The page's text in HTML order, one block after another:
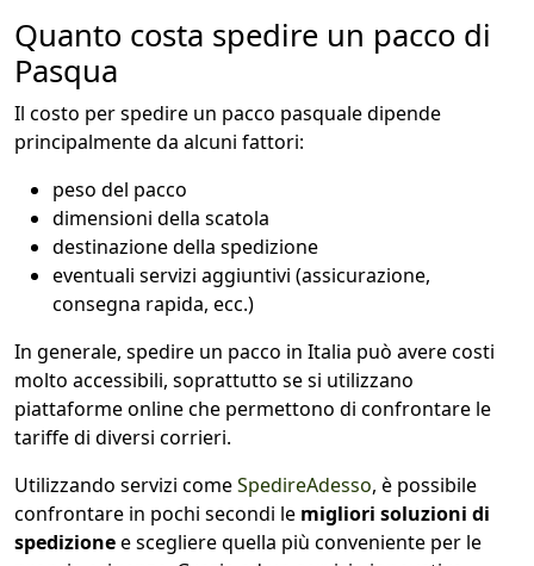
Quanto costa spedire un pacco di
Pasqua
Il costo per spedire un pacco pasquale dipende
principalmente da alcuni fattori:
peso del pacco
dimensioni della scatola
destinazione della spedizione
eventuali servizi aggiuntivi (assicurazione,
consegna rapida, ecc.)
In generale, spedire un pacco in Italia può avere costi
molto accessibili, soprattutto se si utilizzano
piattaforme online che permettono di confrontare le
tariffe di diversi corrieri.
Utilizzando servizi comeSpedireAdesso, è possibile
confrontare in pochi secondi le migliori soluzioni di
spedizionee scegliere quella più conveniente per le